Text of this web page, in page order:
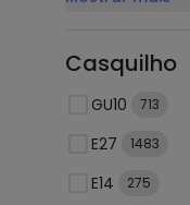
Casquilho
GU10 713
E27 1483
E14 275